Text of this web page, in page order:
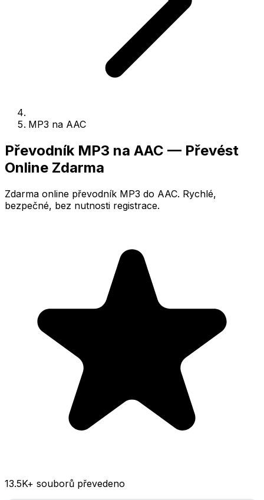
MP3 na AAC
Převodník MP3 na AAC — Převést
Online Zdarma
Zdarma online převodník MP3 do AAC. Rychlé,
bezpečné, bez nutnosti registrace.
13.5K+ souborů převedeno